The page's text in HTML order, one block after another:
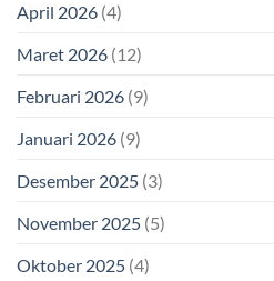
April 2026 (4)
Maret 2026 (12)
Februari 2026 (9)
Januari 2026 (9)
Desember 2025 (3)
November 2025 (5)
Oktober 2025 (4)